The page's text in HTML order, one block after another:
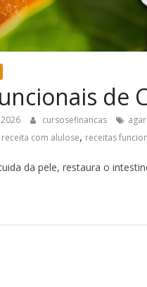
de
cursosefinancas
receita com alulose, receitas
da pele, restaura o